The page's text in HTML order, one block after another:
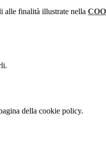
alle finalità illustrate nella
della cookie policy.